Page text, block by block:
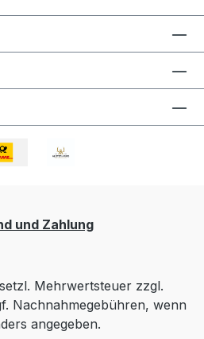
und Zahlung
Mehrwertsteuer zzgl.
Nachnahmegebühren, wenn
angegeben.